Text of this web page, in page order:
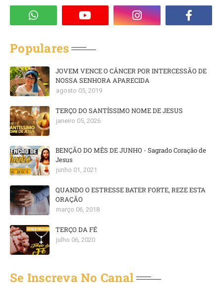
Populares
JOVEM VENCE O CÂNCER POR INTERCESSÃO DE
NOSSA SENHORA APARECIDA
agosto 05, 2019
TERÇO DO SANTÍSSIMO NOME DE JESUS
janeiro 05, 2026
BENÇÃO DO MÊS DE JUNHO - Sagrado Coração de
Jesus
junho 01, 2021
QUANDO O ESTRESSE BATER FORTE, REZE ESTA
ORAÇÃO
março 06, 2018
TERÇO DA FÉ
julho 06, 2020
Se Inscreva No Canal